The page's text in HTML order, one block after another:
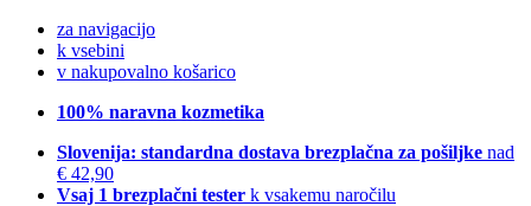
za navigacijo
k vsebini
v nakupovalno košarico
100% naravna kozmetika
Slovenija: standardna dostava brezplačna za pošiljke nad
€ 42,90
Vsaj 1 brezplačni tester k vsakemu naročilu